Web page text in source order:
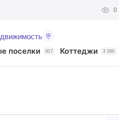
0
поселки 917 Коттеджи 3 260